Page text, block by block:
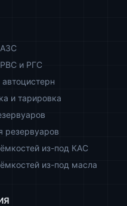
АЗС
РВС и РГС
и тарировка
резервуаров
из-под КАС
из-под масла